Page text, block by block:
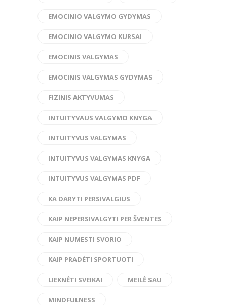
EMOCINIO VALGYMO GYDYMAS
EMOCINIO VALGYMO KURSAI
EMOCINIS VALGYMAS
EMOCINIS VALGYMAS GYDYMAS
FIZINIS AKTYVUMAS
INTUITYVAUS VALGYMO KNYGA
INTUITYVUS VALGYMAS
INTUITYVUS VALGYMAS KNYGA
INTUITYVUS VALGYMAS PDF
KA DARYTI PERSIVALGIUS
KAIP NEPERSIVALGYTI PER ŠVENTES
KAIP NUMESTI SVORIO
KAIP PRADĖTI SPORTUOTI
LIEKNĖTI SVEIKAI MEILĖ SAU
MINDFULNESS